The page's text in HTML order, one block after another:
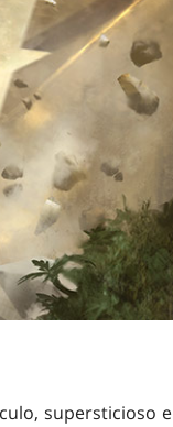
supersticioso e